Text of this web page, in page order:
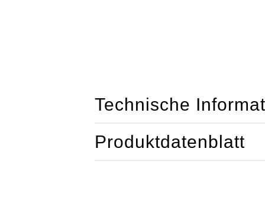
Technische
Produktdatenblatt